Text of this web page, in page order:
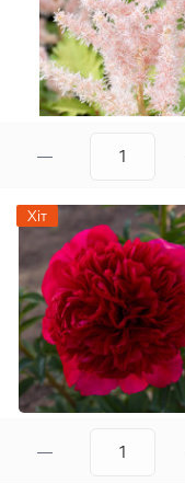
Хіт